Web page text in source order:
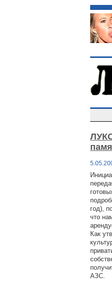
год),
что
Как
АЗС.